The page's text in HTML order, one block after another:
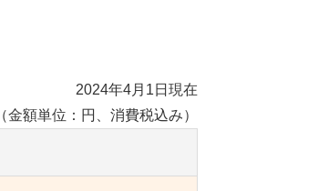
2024年4月1日現在
（金額単位：円、消費税込み）